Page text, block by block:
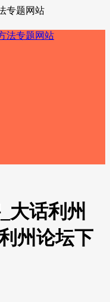
专题网站
大话利州
州论坛下